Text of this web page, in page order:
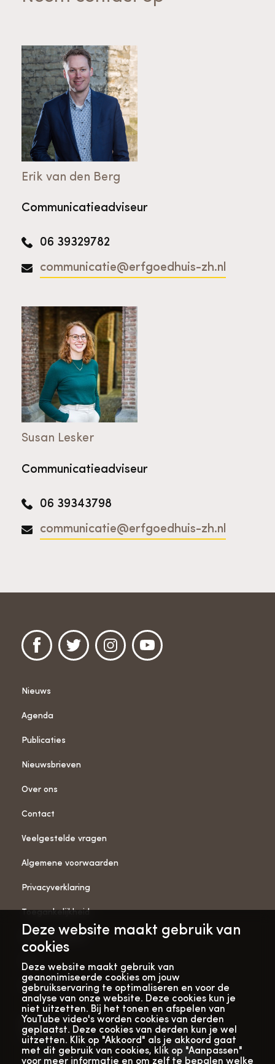
Deze website maakt gebruik van
cookies
Deze website maakt gebruik van
geanonimiseerde cookies om jouw
gebruikservaring te optimaliseren en voor de
analyse van onze website. Deze cookies kun je
niet uitzetten. Bij het tonen en afspelen van
YouTube video's worden cookies van derden
geplaatst. Deze cookies van derden kun je wel
uitzetten. Klik op "Akkoord" als je akkoord gaat
met dit gebruik van cookies, klik op "Aanpassen"
voor meer informatie en om zelf te bepalen welke
Erik van den Berg
Communicatieadviseur
06 39329782
communicatie@erfgoedhuis-zh.nl
Susan Lesker
Communicatieadviseur
06 39343798
communicatie@erfgoedhuis-zh.nl
Nieuws
Agenda
Publicaties
Nieuwsbrieven
Over ons
Contact
Veelgestelde vragen
Algemene voorwaarden
Privacyverklaring
Toegankelijkheid
ANBI-gegevens
Pers
Vacatures
Bekijk onze
verhalenwebsite
Met dank aan